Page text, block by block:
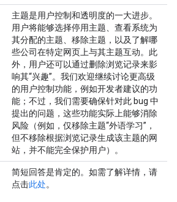
主题是用户控制和透明度的一大进步。
用户将能够选择停用主题、查看系统为
其分配的主题、移除主题，以及了解哪
些公司在特定网页上与其主题互动。此
外，用户还可以通过删除浏览记录来影
响其“兴趣”。我们欢迎继续讨论更高级
的用户控制功能，例如开发者建议的功
能；不过，我们需要确保针对此 bug 中
提出的问题，这些功能实际上能够消除
风险（例如，仅移除主题“外语学习”，
但不移除根据浏览记录生成该主题的网
站，并不能完全保护用户）。
简短回答是肯定的。如需了解详情，请
点击此处。